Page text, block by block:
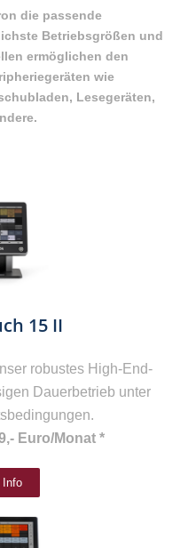
die passende
Betriebsgrößen und
ermöglichen den
wie
Lesegeräten,
15 II
robustes High-End-
Dauerbetrieb unter
Euro/Monat *
Info